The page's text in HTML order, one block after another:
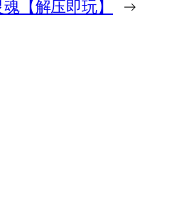
【解压即玩】 →